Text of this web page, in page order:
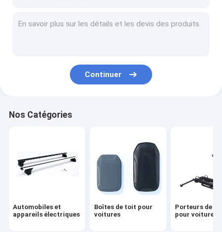
Autres accessoires
Continuer
Nos Catégories
Automobiles et
appareils électriques
Boîtes de toit pour
voitures
Porteurs de
pour voiture